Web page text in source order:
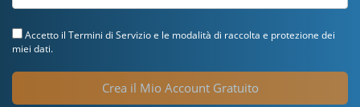
Accetto il Termini di Servizioe le modalità di raccolta e protezione dei
miei dati.
Crea il Mio Account Gratuito